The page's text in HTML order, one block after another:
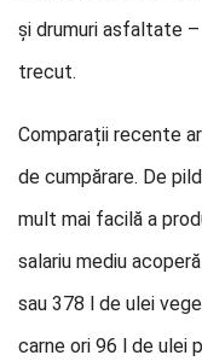
și drumuri asfaltate
trecut.
Comparații recente
de cumpărare. De
mult mai facilă a
salariu mediu
sau 378 l de ulei
carne ori 96 l de ulei